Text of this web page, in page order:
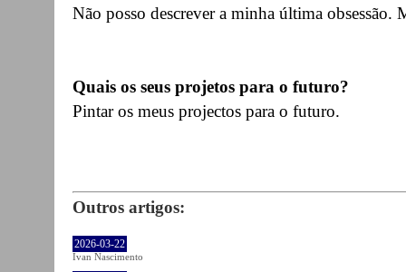
Não posso descrever a minha última obsessão.
Quais os seus projetos para o futuro?
Pintar os meus projectos para o futuro.
Outros artigos:
2026-03-22
Ivan Nascimento